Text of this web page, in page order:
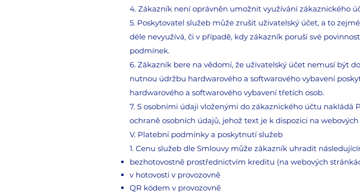
4. Zákazník není oprávněn umožnit využívání zákaznického
5. Poskytovatel služeb může zrušit uživatelský účet, a to
déle nevyužívá, či v případě, kdy zákazník poruší své
podmínek.
6. Zákazník bere na vědomí, že uživatelský účet nemusí být
nutnou údržbu hardwarového a softwarového vybavení
hardwarového a softwarového vybavení třetích osob.
7. S osobními údaji vloženými do zákaznického účtu nakládá
ochraně osobních údajů, jehož text je k dispozici na
V. Platební podmínky a poskytnutí služeb
1. Cenu služeb dle Smlouvy může zákazník uhradit
bezhotovostně prostřednictvím kreditu (na webových
v hotovosti v provozovně
QR kódem v provozovně